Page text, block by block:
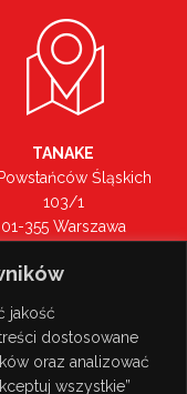
jakość
dostosowane
oraz analizować
wszystkie”
TANAKE
Śląskich
103/1
01-355 Warszawa
na mapie >